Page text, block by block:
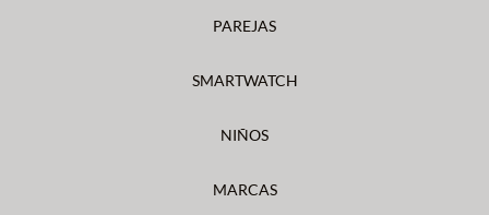
PAREJAS
SMARTWATCH
NIÑOS
MARCAS